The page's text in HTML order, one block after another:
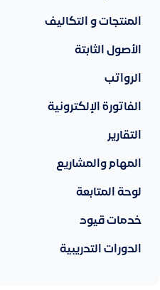
المنتجات و التكاليف
الأصول الثابتة
الرواتب
الفاتورة الإلكترونية
التقارير
المهام والمشاريع
لوحة المتابعة
خدمات قيود
الدورات التدريبية